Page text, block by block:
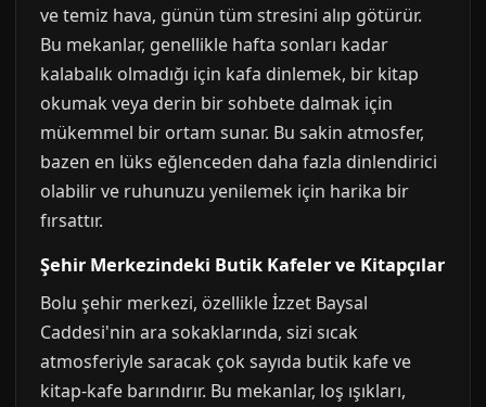
ve temiz hava, günün tüm stresini alıp götürür.
Bu mekanlar, genellikle hafta sonları kadar
kalabalık olmadığı için kafa dinlemek, bir kitap
okumak veya derin bir sohbete dalmak için
mükemmel bir ortam sunar. Bu sakin atmosfer,
bazen en lüks eğlenceden daha fazla dinlendirici
olabilir ve ruhunuzu yenilemek için harika bir
fırsattır.
Şehir Merkezindeki Butik Kafeler ve Kitapçılar
Bolu şehir merkezi, özellikle İzzet Baysal
Caddesi'nin ara sokaklarında, sizi sıcak
atmosferiyle saracak çok sayıda butik kafe ve
kitap-kafe barındırır. Bu mekanlar, loş ışıkları,